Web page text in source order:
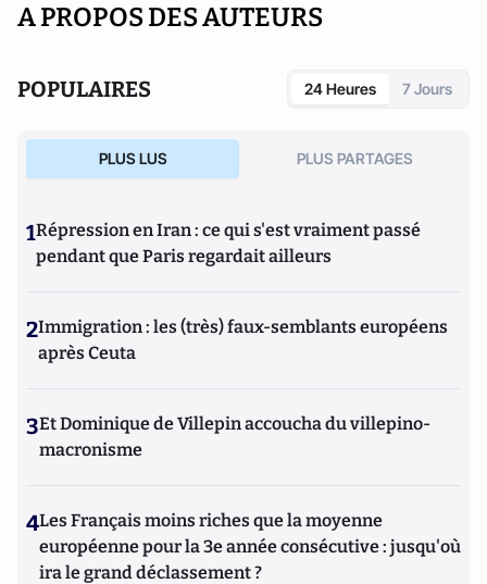
A PROPOS DES AUTEURS
POPULAIRES 24 Heures 7 Jours
PLUS LUS PLUS PARTAGES
1Répression en Iran : ce qui s'est vraiment passé
pendant que Paris regardait ailleurs
2Immigration : les (très) faux-semblants européens
après Ceuta
3Et Dominique de Villepin accoucha du villepino-
macronisme
4Les Français moins riches que la moyenne
européenne pour la 3e année consécutive : jusqu'où
ira le grand déclassement ?